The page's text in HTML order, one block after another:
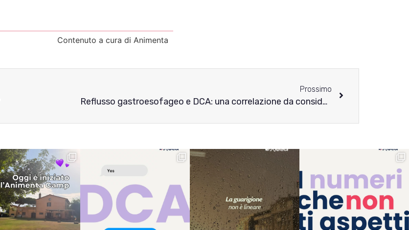
Contenuto a cura di Animenta
Prossimo
Reflusso gastroesofageo e DCA: una correlazione da considerare